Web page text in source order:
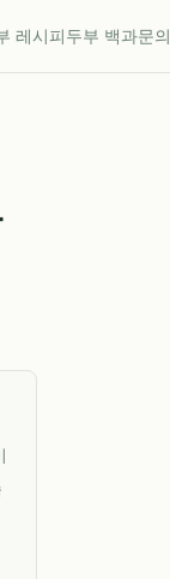
레시피두부 백과문의